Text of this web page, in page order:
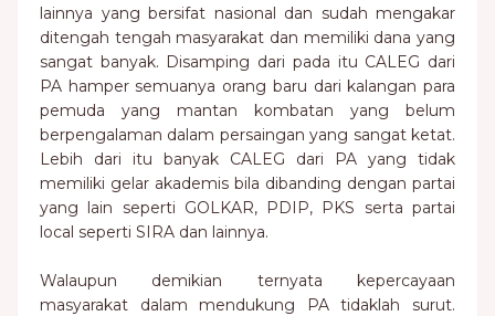
lainnya yang bersifat nasional dan sudah mengakar
ditengah tengah masyarakat dan memiliki dana yang
sangat banyak. Disamping dari pada itu CALEG dari
PA hamper semuanya orang baru dari kalangan para
pemuda yang mantan kombatan yang belum
berpengalaman dalam persaingan yang sangat ketat.
Lebih dari itu banyak CALEG dari PA yang tidak
memiliki gelar akademis bila dibanding dengan partai
yang lain seperti GOLKAR, PDIP, PKS serta partai
local seperti SIRA dan lainnya.
Walaupun demikian ternyata kepercayaan
masyarakat dalam mendukung PA tidaklah surut.